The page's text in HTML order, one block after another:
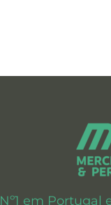
Nº1 em Portugal